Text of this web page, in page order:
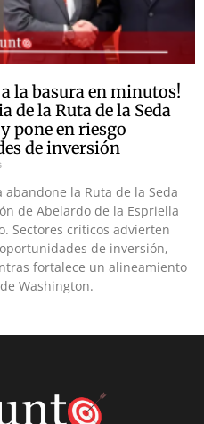
la basura en minutos!
de la Ruta de la Seda
pone en riesgo
de inversión
la Ruta de la Seda
de Abelardo de la Espriella
Sectores críticos advierten
de inversión,
fortalece un alineamiento
Washington.